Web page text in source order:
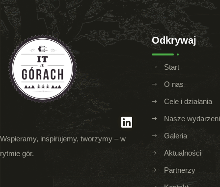
Wspieramy, inspirujemy, tworzymy – w
rytmie gór.
Odkrywaj
Start
O nas
Cele i działania
Nasze
Galeria
Aktualności
Partnerzy